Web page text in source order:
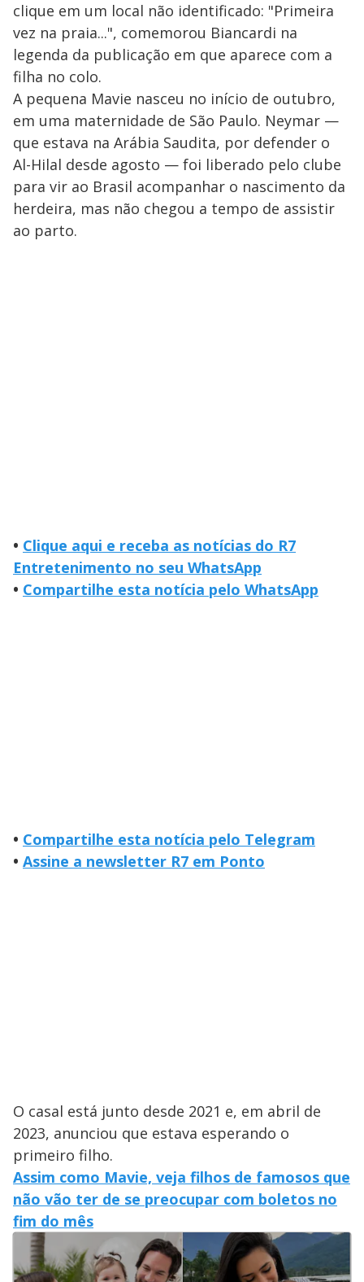
clique em um local não identificado: "Primeira
vez na praia...", comemorou Biancardi na
legenda da publicação em que aparece com a
filha no colo.
A pequena Mavie nasceu no início de outubro,
em uma maternidade de São Paulo. Neymar —
que estava na Arábia Saudita, por defender o
Al-Hilal desde agosto — foi liberado pelo clube
para vir ao Brasil acompanhar o nascimento da
herdeira, mas não chegou a tempo de assistir
ao parto.
• Clique aqui e receba as notícias do R7
Entretenimento no seu WhatsApp
• Compartilhe esta notícia pelo WhatsApp
• Compartilhe esta notícia pelo Telegram
• Assine a newsletter R7 em Ponto
O casal está junto desde 2021 e, em abril de
2023, anunciou que estava esperando o
primeiro filho.
Assim como Mavie, veja filhos de famosos que
não vão ter de se preocupar com boletos no
fim do mês